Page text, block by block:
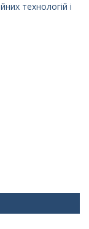
технологій і